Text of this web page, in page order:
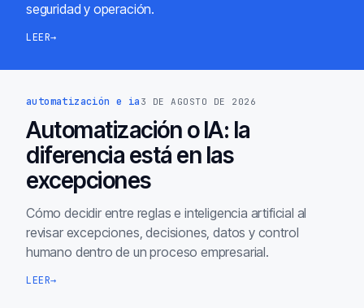
seguridad y operación.
LEER→
automatización e ia 3 DE AGOSTO DE 2026
Automatización o IA: la
diferencia está en las
excepciones
Cómo decidir entre reglas e inteligencia artificial al
revisar excepciones, decisiones, datos y control
humano dentro de un proceso empresarial.
LEER→